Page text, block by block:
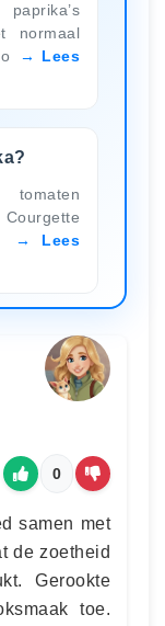
normaal
Lees
tomaten
Lees
0
samen met
de zoetheid
Gerookte
toe.